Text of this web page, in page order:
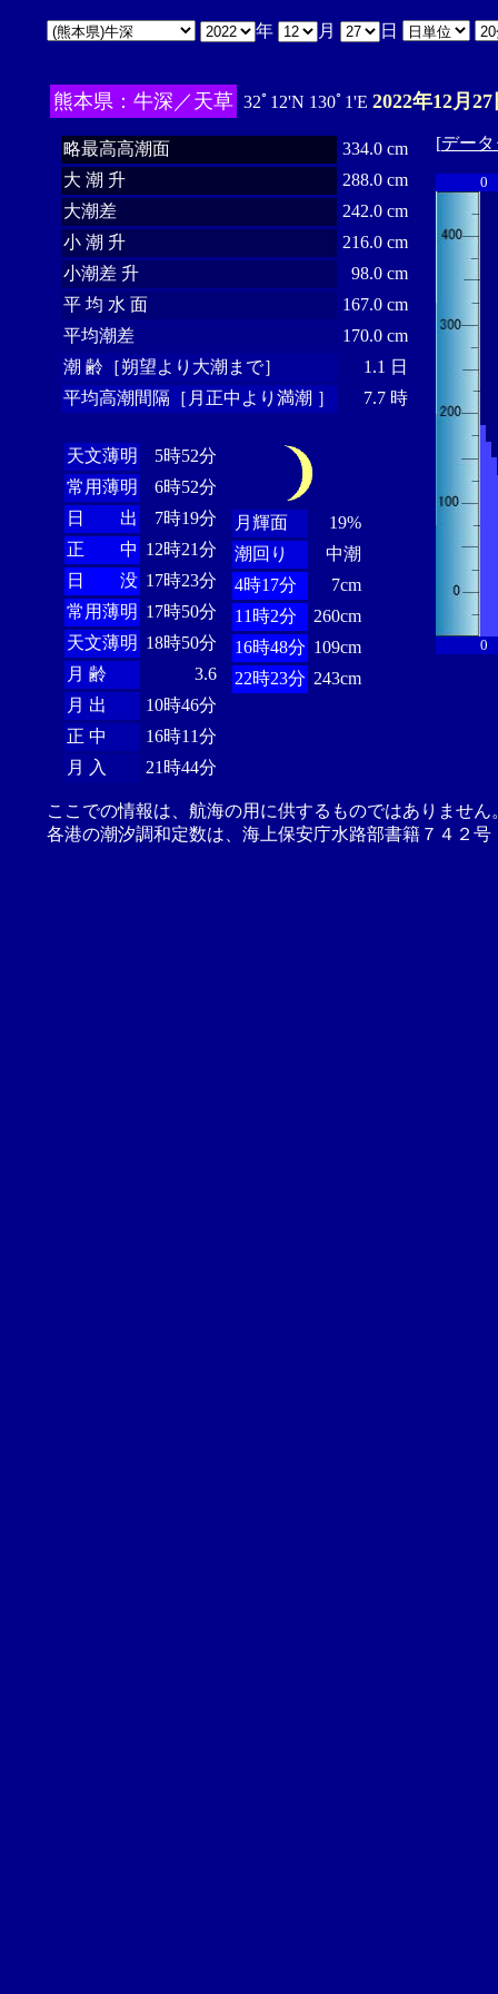
年 月 日
熊本県：牛深／天草 32ﾟ12'N 130ﾟ1'E 2022年12月
略最高高潮面
334.0 cm
大 潮 升
288.0 cm
大潮差
242.0 cm
小 潮 升
216.0 cm
小潮差 升
98.0 cm
平 均 水 面
167.0 cm
平均潮差
170.0 cm
潮 齢［朔望より大潮まで］
1.1 日
平均高潮間隔［月正中より満潮 ］
7.7 時
天文薄明
5時52分
常用薄明
6時52分
日 出
7時19分
正 中 12時21分
日 没 17時23分
常用薄明 17時50分
天文薄明 18時50分
月 齢
3.6
月 出
10時46分
正 中
16時11分
月 入
21時44分
月輝面
19%
潮回り
中潮
4時17分
7cm
11時2分
260cm
16時48分 109cm
22時23分 243cm
[デー
0
0
ここでの情報は、航海の用に供するものではありませ
各港の潮汐調和定数は、海上保安庁水路部書籍７４２